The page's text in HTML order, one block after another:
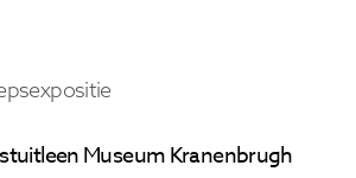
Museum Kranenbrugh